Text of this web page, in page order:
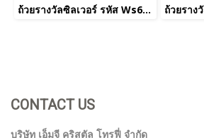
ถ้วยรางวัลซิลเวอร์ รหัส Ws6222
CONTACT US
บริษัท เอ็มจี คริสตัล โทรฟี่ จำกัด